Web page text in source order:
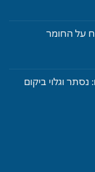
על החומר
וגלוי ביקום